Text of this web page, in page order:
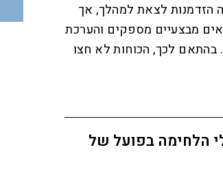
98 ללחימה, זוהתה הזדמנות לצאת למהלך, אך
מבצעיים מספקים והערכת
בהתאם לכך, הכוחות לא חצו
הלחימה בפועל של